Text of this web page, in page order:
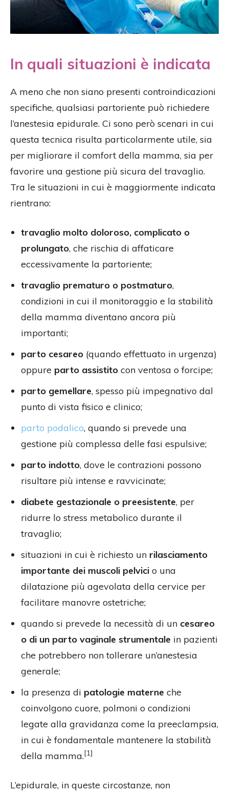
In quali situazioni è indicata
A meno che non siano presenti controindicazioni
specifiche, qualsiasi partoriente può richiedere
l’anestesia epidurale. Ci sono però scenari in cui
questa tecnica risulta particolarmente utile, sia
per migliorare il comfort della mamma, sia per
favorire una gestione più sicura del travaglio.
Tra le situazioni in cui è maggiormente indicata
rientrano:
travaglio molto doloroso, complicato o
prolungato, che rischia di affaticare
eccessivamente la partoriente;
travaglio prematuro o postmaturo,
condizioni in cui il monitoraggio e la stabilità
della mamma diventano ancora più
importanti;
parto cesareo (quando effettuato in urgenza)
oppure parto assistito con ventosa o forcipe;
parto gemellare, spesso più impegnativo dal
punto di vista fisico e clinico;
parto podalico, quando si prevede una
gestione più complessa delle fasi espulsive;
parto indotto, dove le contrazioni possono
risultare più intense e ravvicinate;
diabete gestazionale o preesistente, per
ridurre lo stress metabolico durante il
travaglio;
situazioni in cui è richiesto un rilasciamento
importante dei muscoli pelvici o una
dilatazione più agevolata della cervice per
facilitare manovre ostetriche;
quando si prevede la necessità di un cesareo
o di un parto vaginale strumentale in pazienti
che potrebbero non tollerare un’anestesia
generale;
la presenza di patologie materne che
coinvolgono cuore, polmoni o condizioni
legate alla gravidanza come la preeclampsia,
in cui è fondamentale mantenere la stabilità
della mamma.[1]
L’epidurale, in queste circostanze, non